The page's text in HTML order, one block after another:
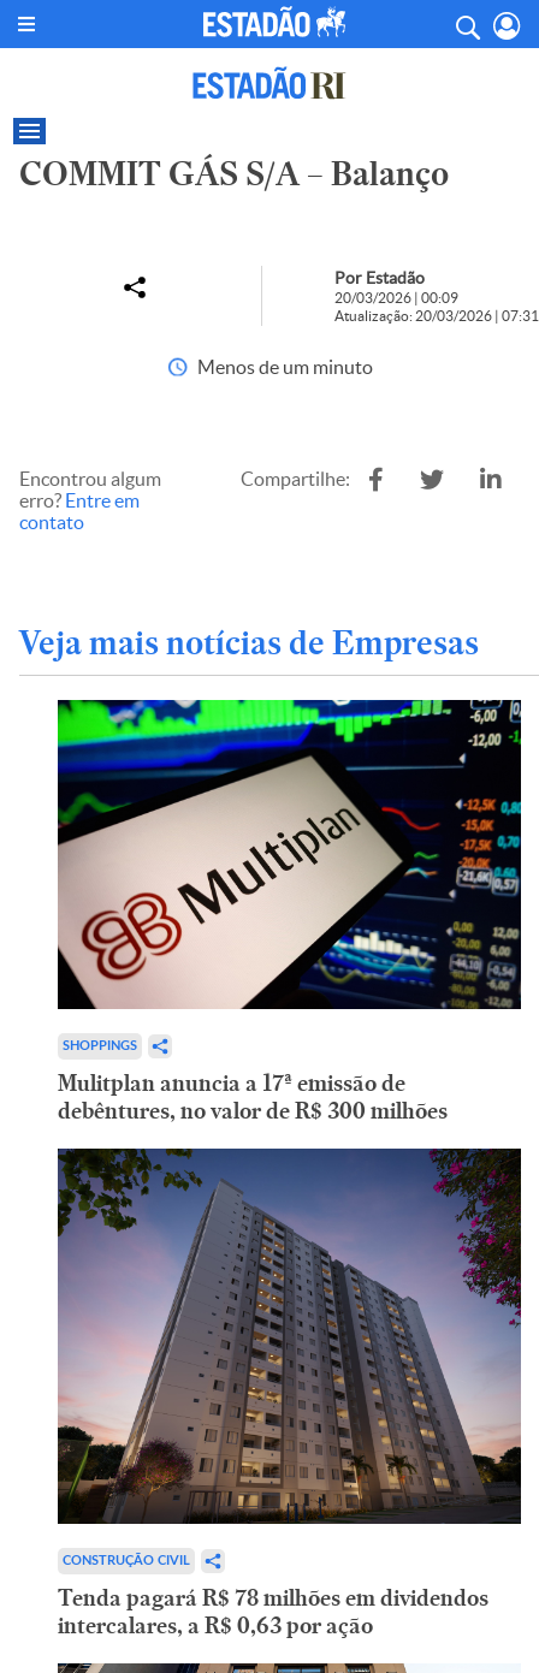
COMMIT GÁS S/A – Balanço
Por Estadão
20/03/2026 | 00:09
Atualização: 20/03/2026 | 07:31
Menos de um minuto
Encontrou algum
erro? Entre em
contato
Compartilhe:
Veja mais notícias de Empresas
SHOPPINGS
Mulitplan anuncia a 17ª emissão de
debêntures, no valor de R$ 300 milhões
CONSTRUÇÃO CIVIL
Tenda pagará R$ 78 milhões em dividendos
intercalares, a R$ 0,63 por ação